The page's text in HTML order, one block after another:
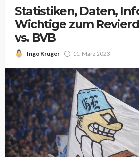
Statistiken, Daten,
Wichtige zum
vs. BVB
Ingo Krüger 10. März 2023